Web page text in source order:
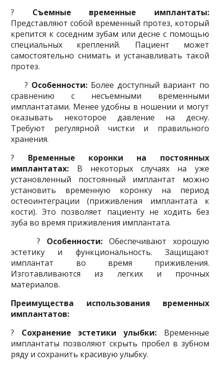
? Съемные временные имплантаты:
Представляют собой временный протез, который
крепится к соседним зубам или десне с помощью
специальных креплений. Пациент может
самостоятельно снимать и устанавливать такой
протез.
? Особенности:Более доступный вариант по
сравнению с несъемными временными
имплантатами. Менее удобны в ношении и могут
оказывать некоторое давление на десну.
Требуют регулярной чистки и правильного
хранения.
? Временные коронки на постоянных
имплантатах: В некоторых случаях на уже
установленный постоянный имплантат можно
установить временную коронку на период
остеоинтеграции (приживления имплантата к
кости). Это позволяет пациенту не ходить без
зуба во время приживления имплантата.
? Особенности:Обеспечивают хорошую
эстетику и функциональность. Защищают
имплантат во время приживления.
Изготавливаются из легких и прочных
материалов.
Преимущества использования временных
имплантатов:
? Сохранение эстетики улыбки: Временные
имплантаты позволяют скрыть пробел в зубном
ряду и сохранить красивую улыбку.